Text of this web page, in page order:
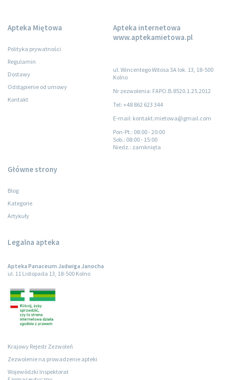
Apteka Miętowa
Polityka prywatności
Regulamin
Dostawy
Odstąpienie od umowy
Kontakt
Apteka internetowa
www.aptekamietowa.pl
ul. Wincentego Witosa 3A lok. 13, 18-500
Kolno
Nr zezwolenia: FAPO.B.8520.1.25.2012
Tel: +48 862 623 344
E-mail: kontakt.mietowa@gmail.com
Pon-Pt.: 08:00 - 20:00
Sob.: 08:00 - 15:00
Niedz.: zamknięta
Główne strony
Blog
Kategorie
Artykuły
Legalna apteka
Apteka Panaceum Jadwiga Janocha
ul. 11 Listopada 13, 18-500 Kolno
Krajowy Rejestr Zezwoleń
Zezwolenie na prowadzenie apteki
Wojewódzki Inspektorat